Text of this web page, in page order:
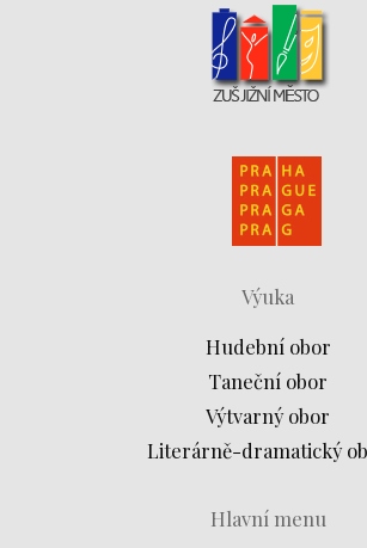
Výuka
Hudební obor
Taneční obor
Výtvarný obor
Literárně-dramatický
Hlavní menu